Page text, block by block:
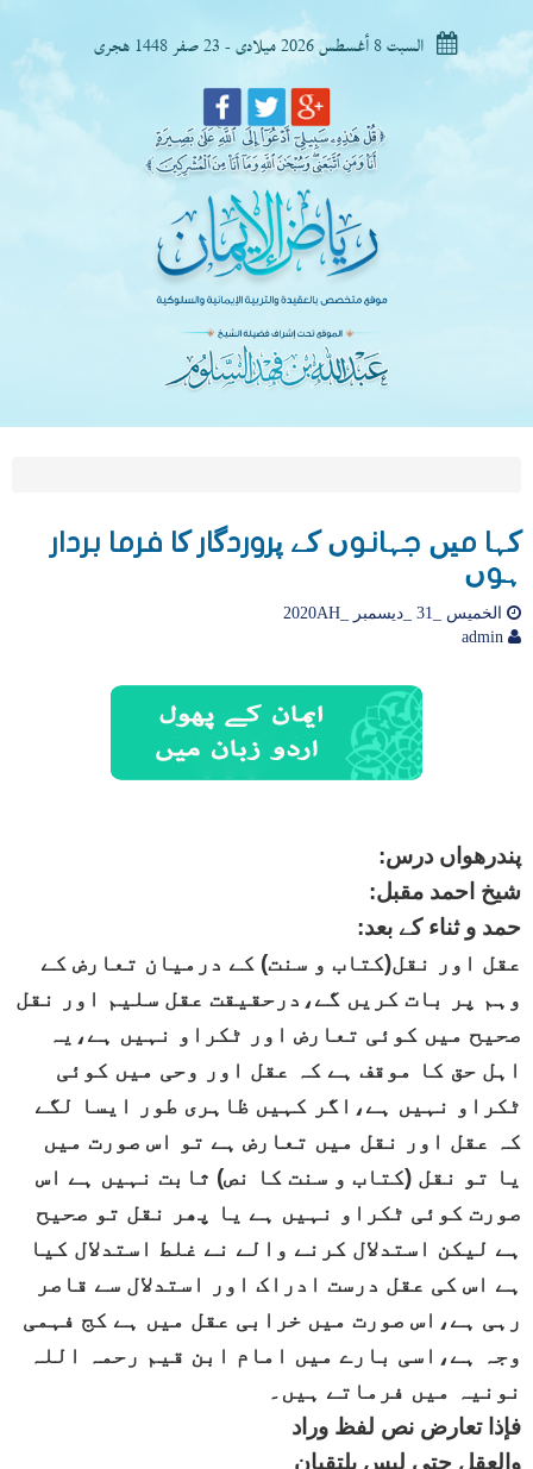
السبت 8 أغسطس 2026 ميلادى - 23 صفر 1448 هجرى
کہا میں جہانوں کے پروردگار کا فرما بردار
ہوں
الخميس _31 _ديسمبر _2020AH
پندرھواں درس:
شیخ احمد مقبل:
حمد و ثناء کے بعد:
عقل اور نقل(کتاب و سنت) کے درمیان تعارض کے
وہم پر بات کریں گے،درحقیقت عقل سلیم اور نقل
صحیح میں کوئی تعارض اور ٹکراو نہیں ہے،یہ
اہل حق کا موقف ہے کہ عقل اور وحی میں کوئی
ٹکراو نہیں ہے،اگر کہیں ظاہری طور ایسا لگے
کہ عقل اور نقل میں تعارض ہے تو اس صورت میں
یا تو نقل (کتاب و سنت کا نص) ثابت نہیں ہے اس
صورت کوئی ٹکراو نہیں ہے یا پھر نقل تو صحیح
ہے لیکن استدلال کرنے والے نے غلط استدلال کیا
ہے اس کی عقل درست ادراک اور استدلال سے قاصر
رہی ہے،اس صورت میں خرابی عقل میں ہے کج فہمی
وجہ ہے،اسی بارے میں امام ابن قیم رحمہ اللہ
نونیہ میں فرماتے ہیں۔
فإذا تعارض نص لفظ وراد
والعقل حتى ليس يلتقيان